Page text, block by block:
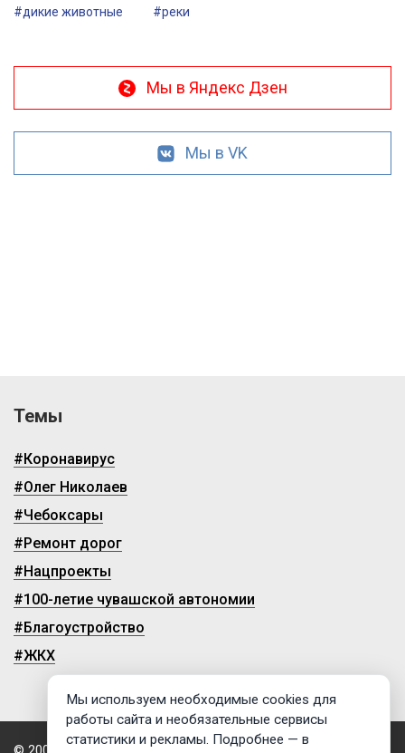
#дикие животные #реки
Мы в Яндекс Дзен
Мы в VK
Темы
#Коронавирус
#Олег Николаев
#Чебоксары
#Ремонт дорог
#Нацпроекты
#100-летие чувашской автономии
#Благоустройство
#ЖКХ
Мы используем необходимые cookies для
работы сайта и необязательные сервисы
статистики и рекламы. Подробнее — в